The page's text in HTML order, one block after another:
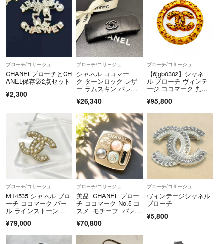
◆ご注文について
インターネットにて年中無休24時間受付しております。
◆お問い合わせについて
【コメントでのお問い合わせの場合】
年中無休24時間受付しております。
ブローチ/コサージュ
CHANELブローチとCH
ANEL保存袋2点セット
¥2,300
ブローチ/コサージュ
シャネル ココマー
ク ターンロック レザ
ー ラムスキン バレッ
¥26,340
ブローチ/コサージュ
【6jgb0302】シャネ
ル ブローチ ヴィンテ
ージ ココマーク 丸
キ ゴールド【中古】レ
ディース
¥95,800
ブローチ/コサージュ
M14535 シャネル ブロ
ーチ ココマーク パー
ル ラインストーン ゴ
¥79,000
ブローチ/コサージュ
美品 CHANEL ブロー
チ ココマーク No.5 コ
スメ モチーフ パレッ
¥70,800
ブローチ/コサージュ
ヴィンテージシャネル
ブローチ
¥5,800